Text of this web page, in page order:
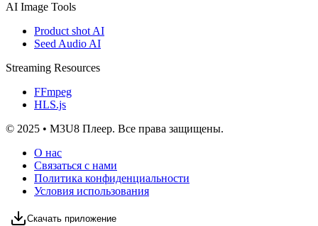
AI Image Tools
Product shot AI
Seed Audio AI
Streaming Resources
FFmpeg
HLS.js
© 2025 • M3U8 Плеер. Все права защищены.
О нас
Связаться с нами
Политика конфиденциальности
Условия использования
Скачать приложение